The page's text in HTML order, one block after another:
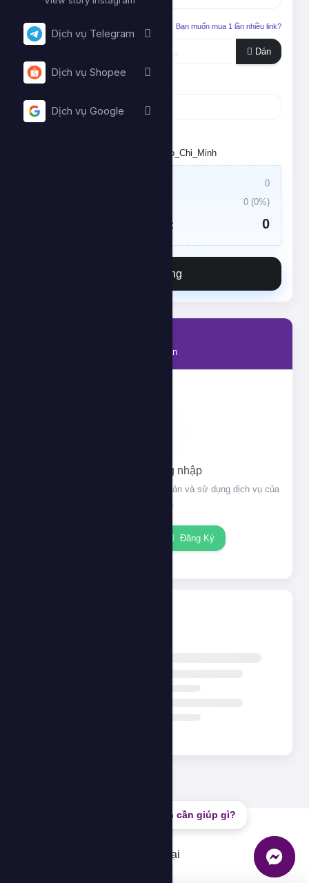
Dịch vụ Telegram
Dịch vụ Shopee
Dịch vụ Google
Liên kết cần tăng Bạn muốn mua 1 lần nhiều link?
Dán
Số lượng
Đặt lịch chạy. Múi giờ: Asia/Ho_Chi_Minh
0
0 (0%)
Tổng tiền cần thanh toán: 0
Đặt hàng
Thông tin tài khoản của bạn
Vui lòng đăng nhập
Đăng nhập để xem thông tin tài khoản và sử dụng dịch vụ của
chúng tôi.
Đăng Ký
Bạn cần giúp gì?
Không thể tải dữ liệu, vui lòng thử lại